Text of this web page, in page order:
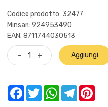
Codice prodotto: 32477
Minsan: 924953490
EAN: 8711744030513
- + Aggiungi
FacebookTwitterWhatsAppTelegram